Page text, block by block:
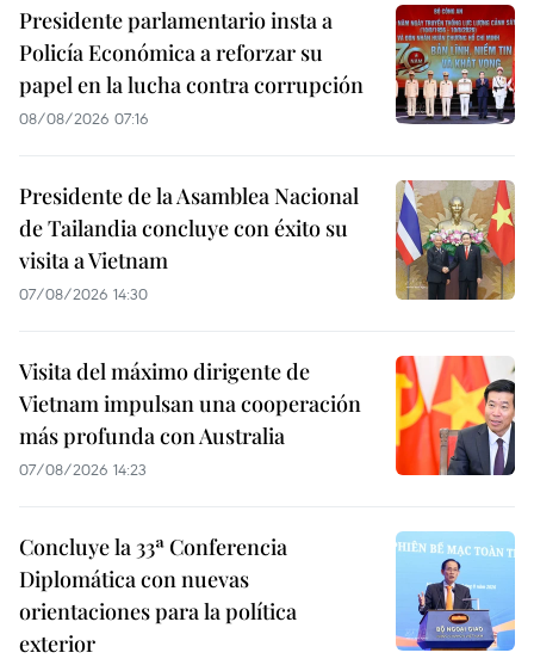
Presidente parlamentario insta a
Policía Económica a reforzar su
papel en la lucha contra corrupción
08/08/2026 07:16
Presidente de la Asamblea Nacional
de Tailandia concluye con éxito su
visita a Vietnam
07/08/2026 14:30
Visita del máximo dirigente de
Vietnam impulsan una cooperación
más profunda con Australia
07/08/2026 14:23
Concluye la 33ª Conferencia
Diplomática con nuevas
orientaciones para la política
exterior